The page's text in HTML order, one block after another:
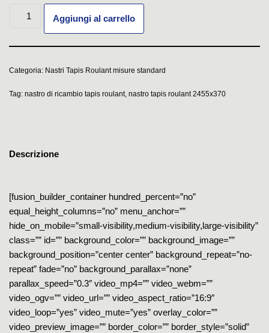
Aggiungi al carrello
Categoria: Nastri Tapis Roulant misure standard
Tag: nastro di ricambio tapis roulant, nastro tapis roulant 2455x370
Descrizione
[fusion_builder_container hundred_percent=”no”
equal_height_columns=”no” menu_anchor=””
hide_on_mobile=”small-visibility,medium-visibility,large-visibility”
class=”” id=”” background_color=”” background_image=””
background_position=”center center” background_repeat=”no-
repeat” fade=”no” background_parallax=”none”
parallax_speed=”0.3″ video_mp4=”” video_webm=””
video_ogv=”” video_url=”” video_aspect_ratio=”16:9″
video_loop=”yes” video_mute=”yes” overlay_color=””
video_preview_image=”” border_color=”” border_style=”solid”